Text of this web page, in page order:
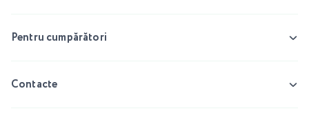
Pentru cumpărători
Contacte